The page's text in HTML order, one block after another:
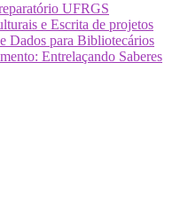
UFRGS
e Escrita de projetos
Dados para Bibliotecários
Entrelaçando Saberes